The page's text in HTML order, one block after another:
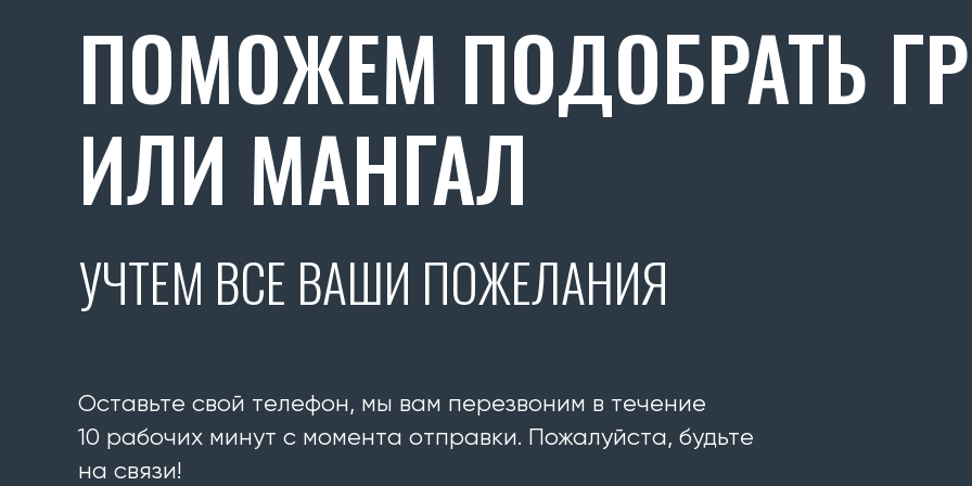
ПОМОЖЕМ ПОДОБРАТЬ
ИЛИ МАНГАЛ
УЧТЕМ ВСЕ ВАШИ ПОЖЕЛАНИЯ
Оставьте свой телефон, мы вам перезвоним в течение
10 рабочих минут с момента отправки. Пожалуйста, будьте
на связи!